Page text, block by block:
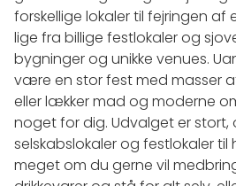
forskellige lokaler til fejringen af
lige fra billige festlokaler og
bygninger og unikke venues.
være en stor fest med masser
eller lækker mad og moderne
noget for dig. Udvalget er stort,
selskabslokaler og festlokaler til
meget om du gerne vil